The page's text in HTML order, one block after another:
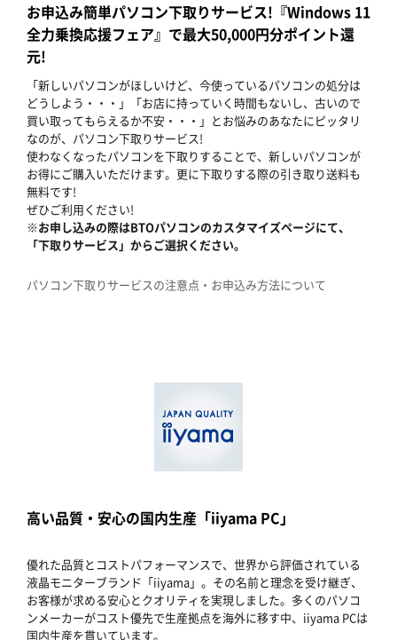
お申込み簡単パソコン下取りサービス!『Windows 11
全力乗換応援フェア』で最大50,000円分ポイント還
元!
「新しいパソコンがほしいけど、今使っているパソコンの処分は
どうしよう・・・」「お店に持っていく時間もないし、古いので
買い取ってもらえるか不安・・・」とお悩みのあなたにピッタリ
なのが、パソコン下取りサービス!
使わなくなったパソコンを下取りすることで、新しいパソコンが
お得にご購入いただけます。更に下取りする際の引き取り送料も
無料です!
ぜひご利用ください!
※お申し込みの際はBTOパソコンのカスタマイズページにて、
「下取りサービス」からご選択ください。
パソコン下取りサービスの注意点・お申込み方法について
高い品質・安心の国内生産「iiyama PC」
優れた品質とコストパフォーマンスで、世界から評価されている
液晶モニターブランド「iiyama」。その名前と理念を受け継ぎ、
お客様が求める安心とクオリティを実現しました。多くのパソコ
ンメーカーがコスト優先で生産拠点を海外に移す中、iiyama PCは
国内生産を貫いています。